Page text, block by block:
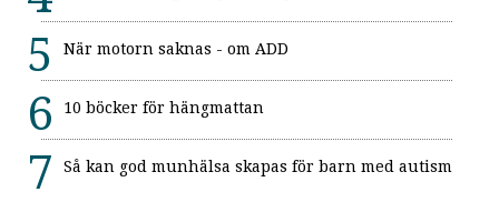
När motorn saknas - om ADD
10 böcker för hängmattan
Så kan god munhälsa skapas för barn med autism